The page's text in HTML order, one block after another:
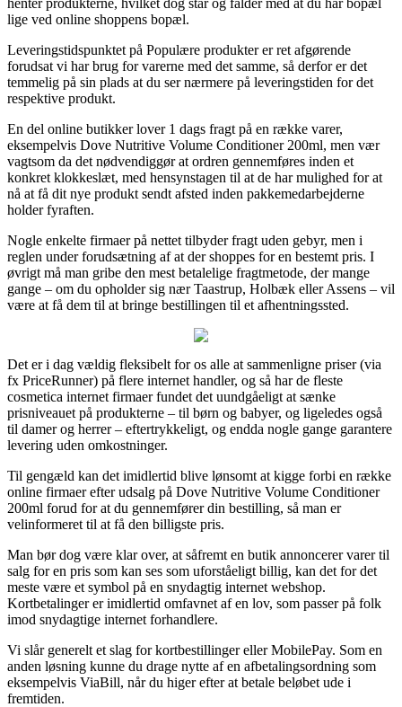
lige ved online shoppens bopæl.
Leveringstidspunktet på Populære produkter er ret afgørende
forudsat vi har brug for varerne med det samme, så derfor er det
temmelig på sin plads at du ser nærmere på leveringstiden for det
respektive produkt.
En del online butikker lover 1 dags fragt på en række varer,
eksempelvis Dove Nutritive Volume Conditioner 200ml, men vær
vagtsom da det nødvendiggør at ordren gennemføres inden et
konkret klokkeslæt, med hensynstagen til at de har mulighed for at
nå at få dit nye produkt sendt afsted inden pakkemedarbejderne
holder fyraften.
Nogle enkelte firmaer på nettet tilbyder fragt uden gebyr, men i
reglen under forudsætning af at der shoppes for en bestemt pris. I
øvrigt må man gribe den mest betalelige fragtmetode, der mange
gange – om du opholder sig nær Taastrup, Holbæk eller Assens – vil
være at få dem til at bringe bestillingen til et afhentningssted.
Det er i dag vældig fleksibelt for os alle at sammenligne priser (via
fx PriceRunner) på flere internet handler, og så har de fleste
cosmetica internet firmaer fundet det uundgåeligt at sænke
prisniveauet på produkterne – til børn og babyer, og ligeledes også
til damer og herrer – eftertrykkeligt, og endda nogle gange garantere
levering uden omkostninger.
Til gengæld kan det imidlertid blive lønsomt at kigge forbi en række
online firmaer efter udsalg på Dove Nutritive Volume Conditioner
200ml forud for at du gennemfører din bestilling, så man er
velinformeret til at få den billigste pris.
Man bør dog være klar over, at såfremt en butik annoncerer varer til
salg for en pris som kan ses som uforståeligt billig, kan det for det
meste være et symbol på en snydagtig internet webshop.
Kortbetalinger er imidlertid omfavnet af en lov, som passer på folk
imod snydagtige internet forhandlere.
Vi slår generelt et slag for kortbestillinger eller MobilePay. Som en
anden løsning kunne du drage nytte af en afbetalingsordning som
eksempelvis ViaBill, når du higer efter at betale beløbet ude i
fremtiden.